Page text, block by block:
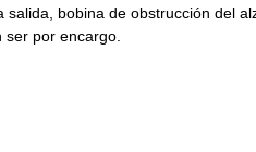
bobina de obstrucción del
por encargo.